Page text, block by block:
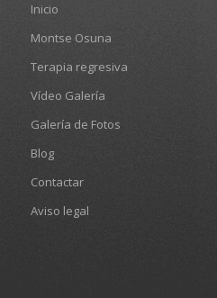
Inicio
Montse Osuna
Terapia regresiva
Vídeo Galería
Galería de Fotos
Blog
Contactar
Aviso legal